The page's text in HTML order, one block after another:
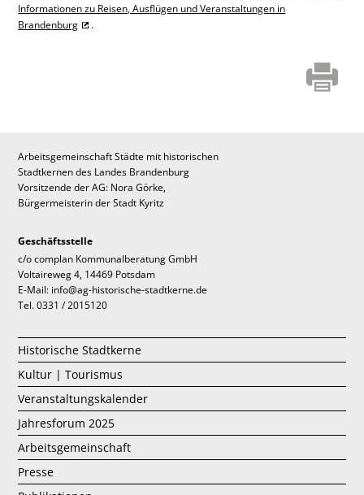
Informationen zu Reisen, Ausflügen und Veranstaltungen in
Brandenburg
.
Arbeitsgemeinschaft Städte mit historischen
Stadtkernen des Landes Brandenburg
Vorsitzende der AG: Nora Görke,
Bürgermeisterin der Stadt Kyritz
Geschäftsstelle
c/o complan Kommunalberatung GmbH
Voltaireweg 4, 14469 Potsdam
E-Mail: info@ag-historische-stadtkerne.de
Tel. 0331 / 2015120
Historische Stadtkerne
Kultur | Tourismus
Veranstaltungskalender
Jahresforum 2025
Arbeitsgemeinschaft
Presse